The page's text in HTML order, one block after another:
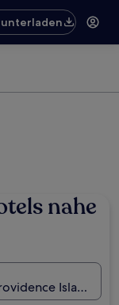
nahe
Island,